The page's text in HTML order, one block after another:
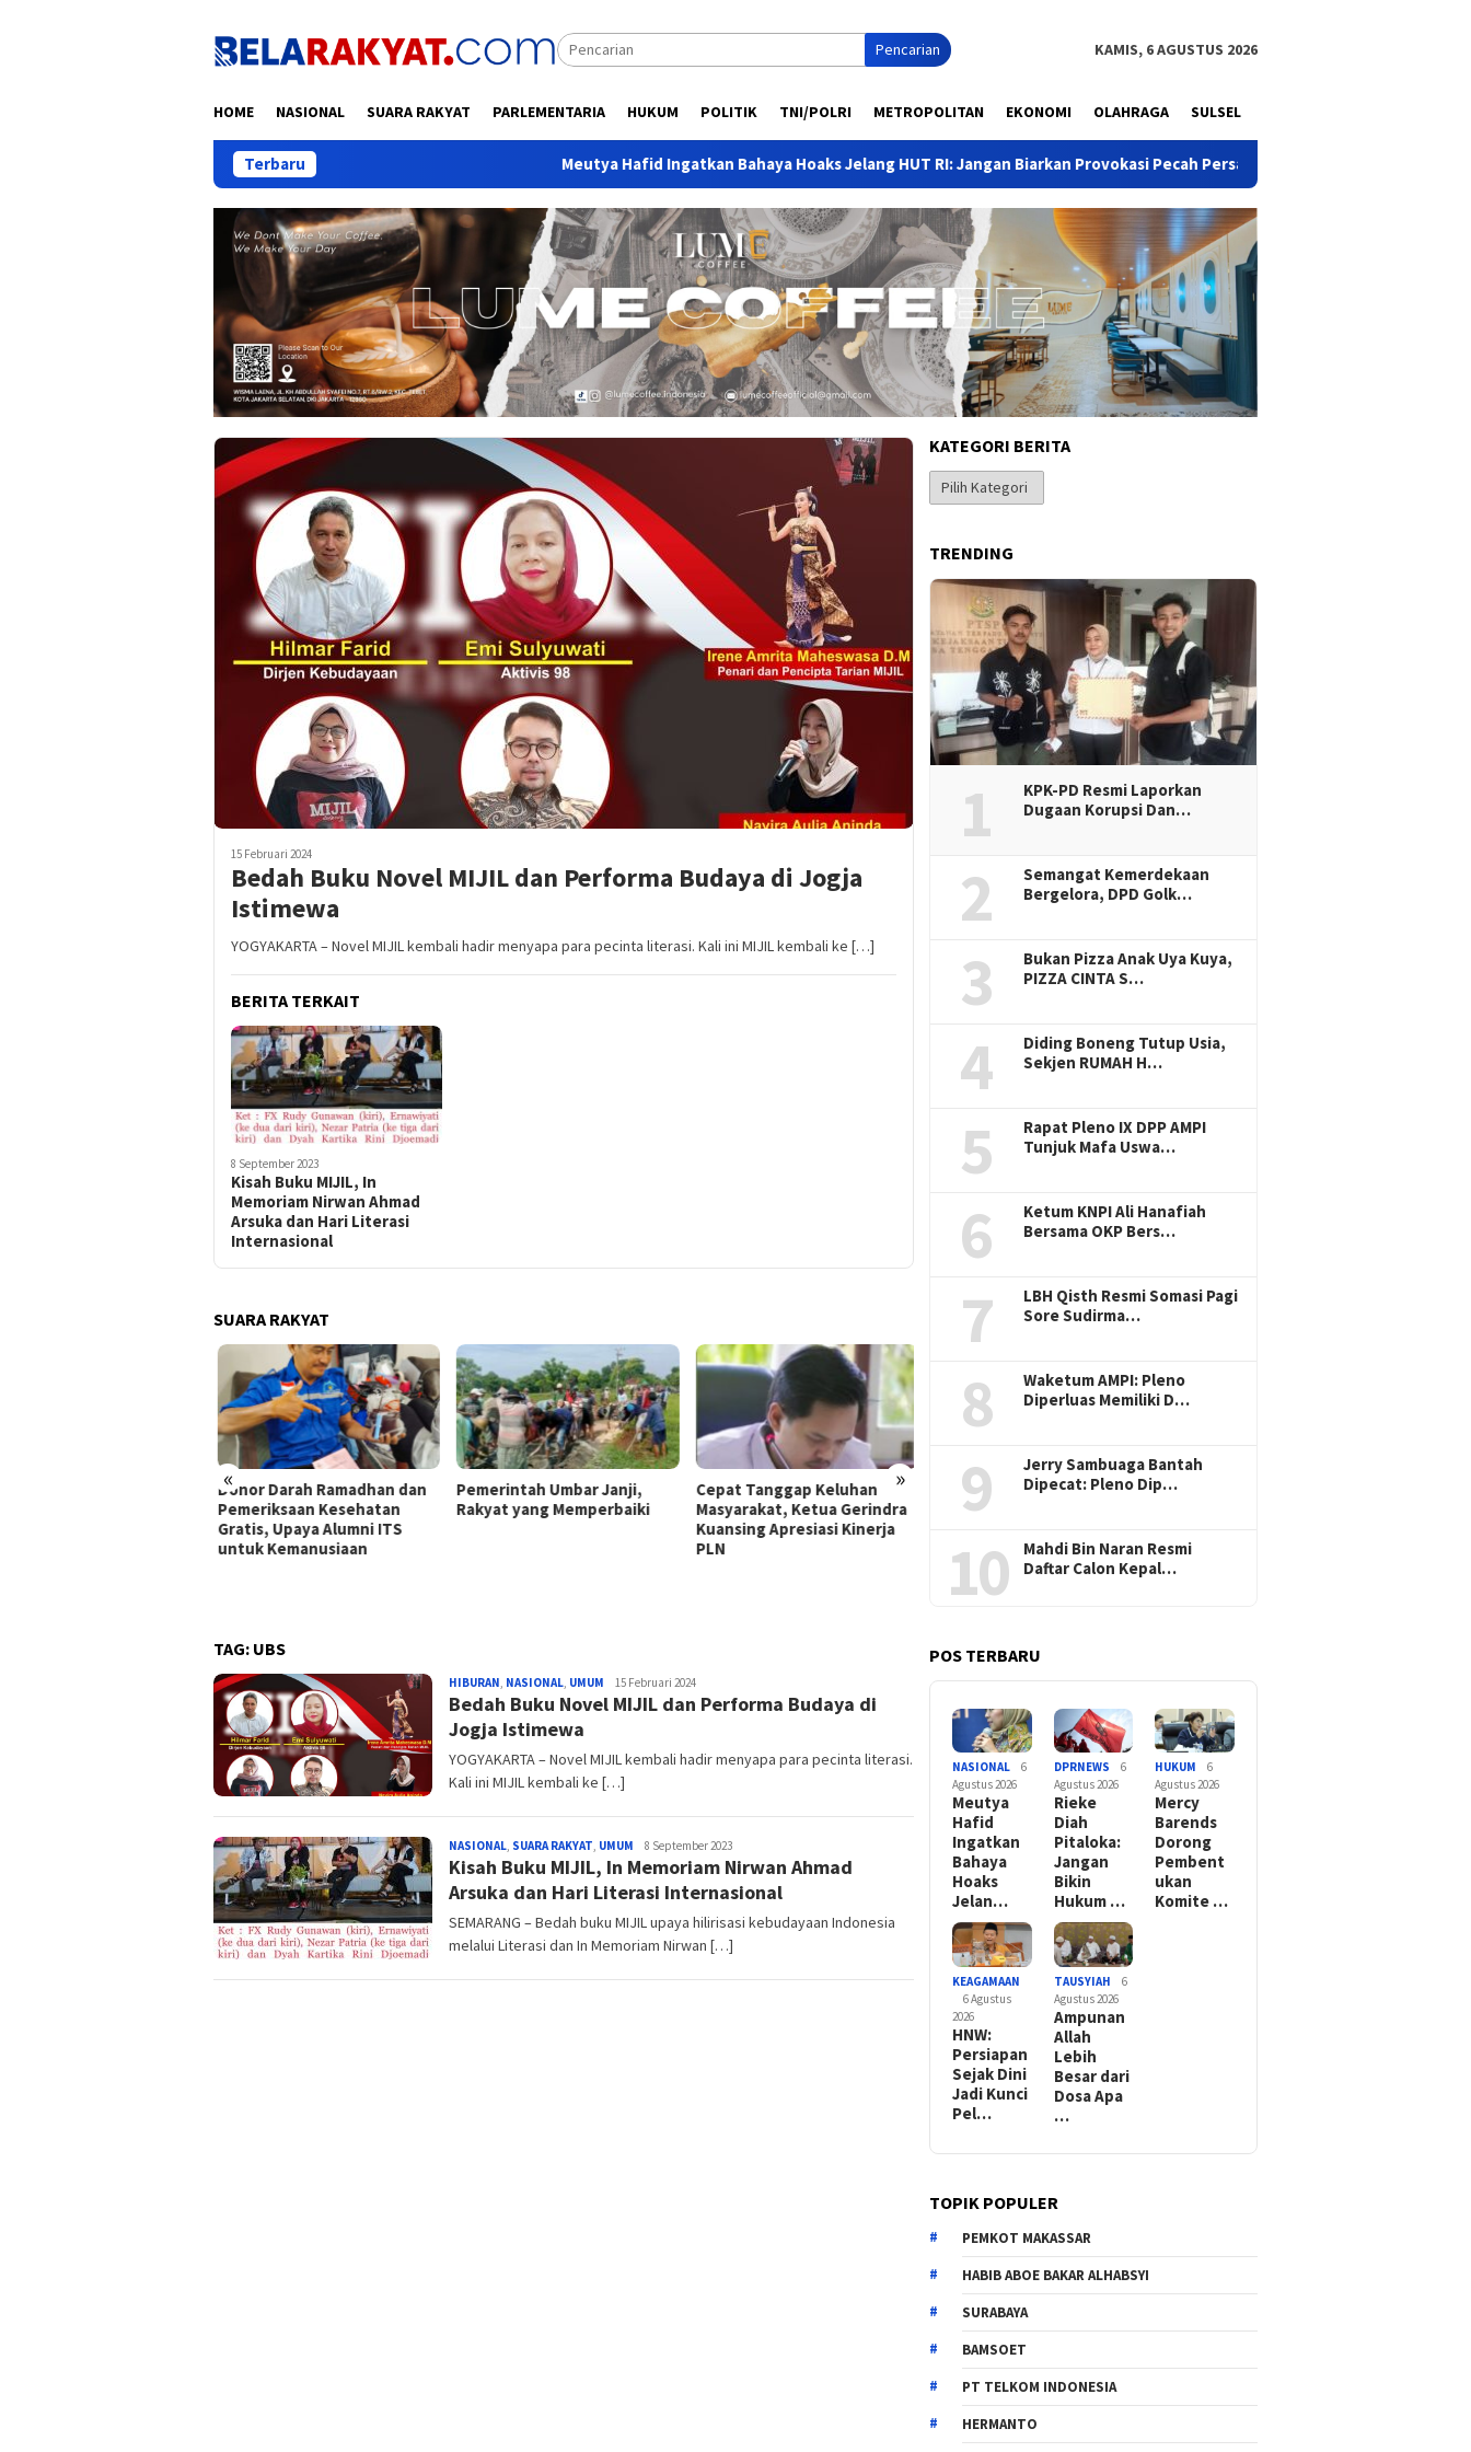
Pencarian KAMIS, 6 AGUSTUS 2026
HOME NASIONAL SUARA RAKYAT PARLEMENTARIA HUKUM POLITIK TNI/POLRI METROPOLITAN EKONOMI OLAHRAGA SULSEL
Terbaru Meutya Hafid Ingatkan Bahaya Hoaks Jelang HUT RI: Jangan Biarkan Provokasi Pecah Persatuan Bangsa
15 Februari 2024
Bedah Buku Novel MIJIL dan Performa Budaya di Jogja
Istimewa
YOGYAKARTA – Novel MIJIL kembali hadir menyapa para pecinta literasi. Kali ini MIJIL kembali ke […]
BERITA TERKAIT
8 September 2023
Kisah Buku MIJIL, In
Memoriam Nirwan Ahmad
Arsuka dan Hari Literasi
Internasional
SUARA RAKYAT
« »
Donor Darah Ramadhan dan
Pemeriksaan Kesehatan
Gratis, Upaya Alumni ITS
untuk Kemanusiaan
Pemerintah Umbar Janji,
Rakyat yang Memperbaiki
Cepat Tanggap Keluhan
Masyarakat, Ketua Gerindra
Kuansing Apresiasi Kinerja
PLN
PLN Sapudi Diduga Asal
Tebang Pohon, Rampas Aset
Kompensasi Ganti Rugi
Tambal Sulam Jalan di PUPR
Cari Muka
TAG: UBS
HIBURAN, NASIONAL, UMUM Biro
Jatim
15 Februari 2024
Bedah Buku Novel MIJIL dan Performa Budaya di
Jogja Istimewa
YOGYAKARTA – Novel MIJIL kembali hadir menyapa para pecinta literasi.
Kali ini MIJIL kembali ke […]
NASIONAL SUARA RAKYAT UMUM Biro
Jatim
8 September 2023
Kisah Buku MIJIL, In Memoriam Nirwan Ahmad
Arsuka dan Hari Literasi Internasional
SEMARANG – Bedah buku MIJIL upaya hilirisasi kebudayaan Indonesia
melalui Literasi dan In Memoriam Nirwan […]
KATEGORI BERITA
Kategori
Berita
TRENDING
1
KPK-PD Resmi Laporkan
Dugaan Korupsi Dan…
2
Semangat Kemerdekaan
Bergelora, DPD Golk…
3
Bukan Pizza Anak Uya Kuya,
PIZZA CINTA S…
4
Diding Boneng Tutup Usia,
Sekjen RUMAH H…
5
Rapat Pleno IX DPP AMPI
Tunjuk Mafa Uswa…
6
Ketum KNPI Ali Hanafiah
Bersama OKP Bers…
7
LBH Qisth Resmi Somasi Pagi
Sore Sudirma…
8
Waketum AMPI: Pleno
Diperluas Memiliki D…
9
Jerry Sambuaga Bantah
Dipecat: Pleno Dip…
10
Mahdi Bin Naran Resmi
Daftar Calon Kepal…
POS TERBARU
NASIONAL
6
Agustus 2026
Meutya
Hafid
Ingatkan
Bahaya
Hoaks
Jelan…
DPRNEWS
6
Agustus 2026
Rieke
Diah
Pitaloka:
Jangan
Bikin
Hukum …
HUKUM
6
Agustus 2026
Mercy
Barends
Dorong
Pembent
ukan
Komite …
KEAGAMAAN
6 Agustus
2026
HNW:
Persiapan
Sejak Dini
Jadi Kunci
Pel…
TAUSYIAH
6
Agustus 2026
Ampunan
Allah
Lebih
Besar dari
Dosa Apa
…
TOPIK POPULER
PEMKOT MAKASSAR
HABIB ABOE BAKAR ALHABSYI
SURABAYA
BAMSOET
PT TELKOM INDONESIA
HERMANTO